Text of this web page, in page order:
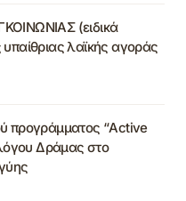
(ειδικά
λαϊκής αγοράς
προγράμματος “Active
Δράμας στο